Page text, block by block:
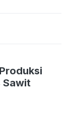
Sawit